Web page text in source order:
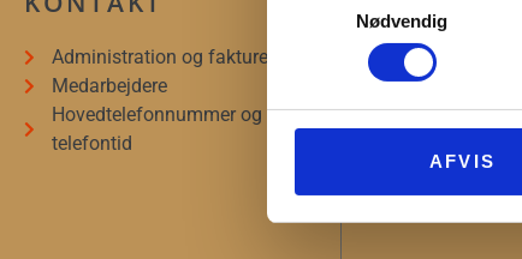
Nødvendig
AFVIS
Administration og fakturering
Medarbejdere
Hovedtelefonnummer og
telefontid
Det sker
Digitale tilbud
Undervisning
Nyheder